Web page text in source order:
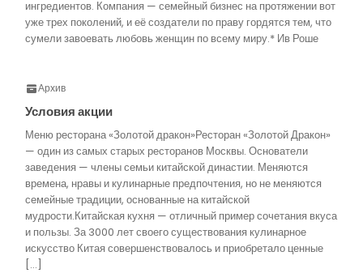
ингредиентов. Компания — семейный бизнес на протяжении вот
уже трех поколений, и её создатели по праву гордятся тем, что
сумели завоевать любовь женщин по всему миру.* Ив Роше
Архив
Условия акции
Меню ресторана «Золотой дракон»Ресторан «Золотой Дракон»
— один из самых старых ресторанов Москвы. Основатели
заведения — члены семьи китайской династии. Меняются
времена, нравы и кулинарные предпочтения, но не меняются
семейные традиции, основанные на китайской
мудрости.Китайская кухня — отличный пример сочетания вкуса
и пользы. За 3000 лет своего существования кулинарное
искусство Китая совершенствовалось и приобретало ценные
[…]